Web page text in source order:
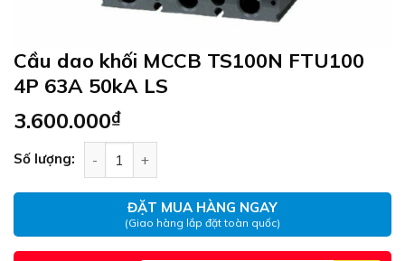
Cầu dao khối MCCB TS100N FTU100
4P 63A 50kA LS
3.600.000₫
Số lượng:
ĐẶT MUA HÀNG NGAY
(Giao hàng lắp đặt toàn quốc)